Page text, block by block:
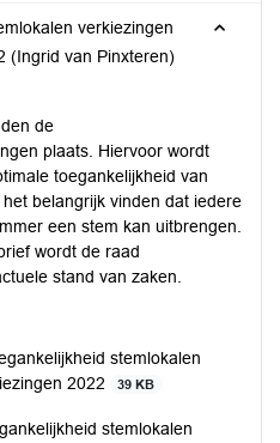
verkiezingen
(Ingrid van Pinxteren)
de
plaats. Hiervoor wordt
toegankelijkheid van
belangrijk vinden dat iedere
een stem kan uitbrengen.
wordt de raad
stand van zaken.
stemlokalen
2022
39 KB
stemlokalen